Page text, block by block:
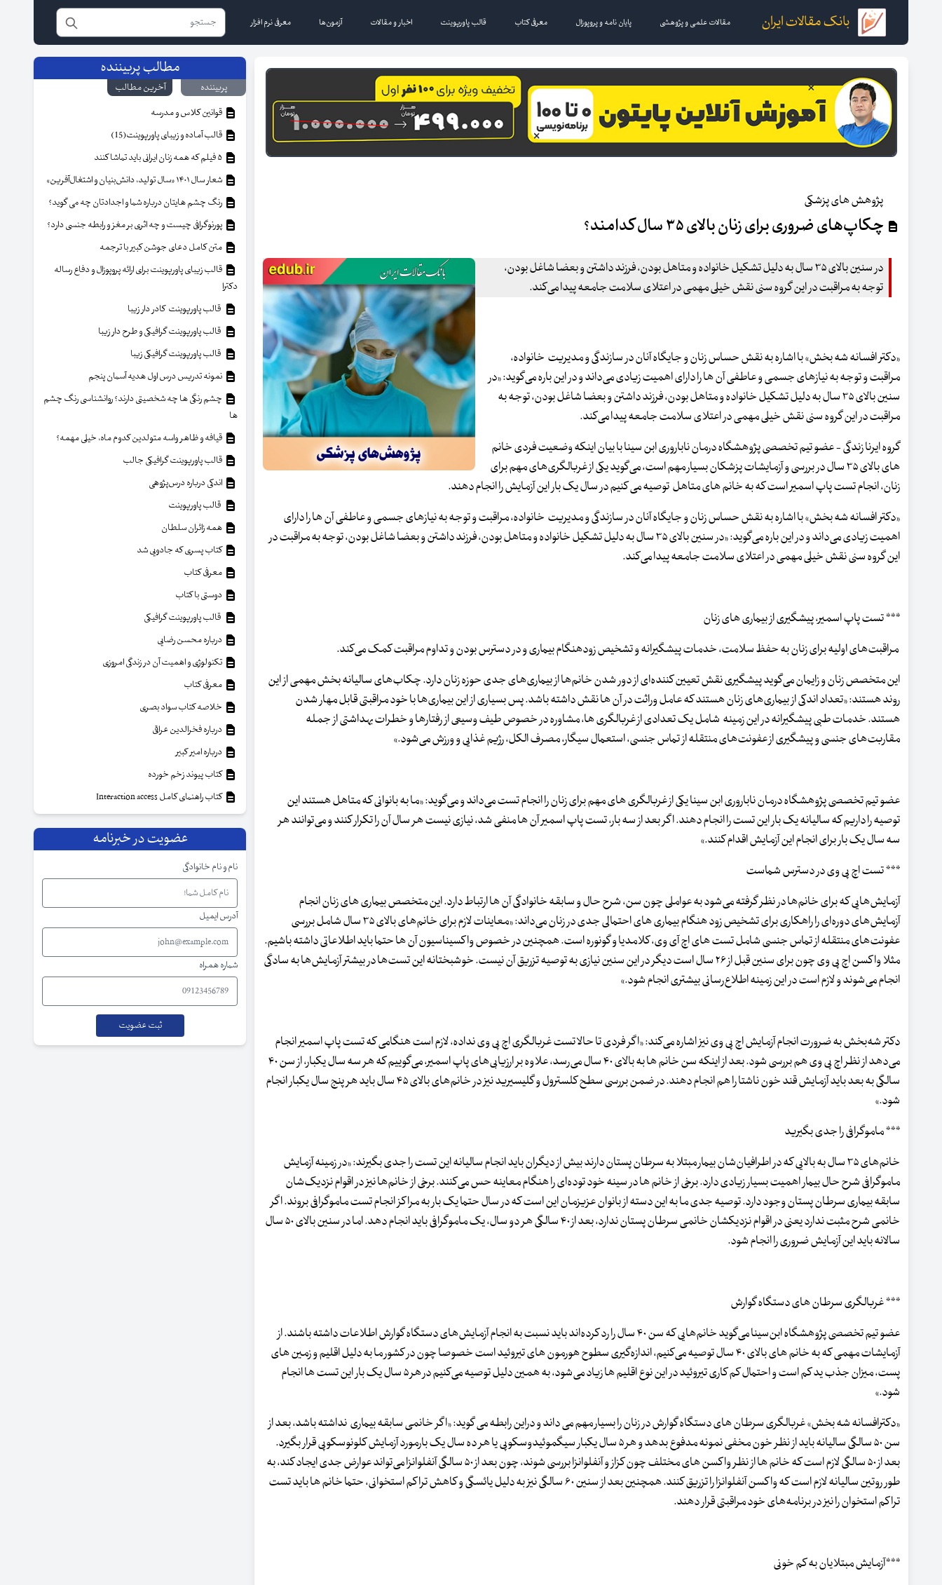
بانک مقالات ایران مقالات علمی و پژوهشی پایان نامه و پروپوزال معرفی کتاب قالب پاورپوینت اخبار و مقالات آزمون‌ها معرفی نرم افزار
پژوهش های پزشکی
چکاپ‌های ضروری برای زنان بالای ۳۵ سال کدامند؟
در سنین بالای ۳۵ سال به دلیل تشکیل خانواده و متاهل بودن، فرزند داشتن و بعضا شاغل بودن،
توجه به مراقبت در این گروه سنی نقش خیلی مهمی در اعتلای سلامت جامعه پیدا می‌کند.
«دکتر افسانه شه بخش» با اشاره به نقش حساس زنان و جایگاه آنان در سازندگی و مدیریت خانواده،
مراقبت و توجه به نیازهای جسمی و عاطفی آن ها را دارای اهمیت زیادی می‌داند و در این باره می‌گوید: «در
سنین بالای ۳۵ سال به دلیل تشکیل خانواده و متاهل بودن، فرزند داشتن و بعضا شاغل بودن، توجه به
مراقبت در این گروه سنی نقش خیلی مهمی در اعتلای سلامت جامعه پیدا می‌کند.
گروه ایرنا زندگی - عضو تیم تخصصی پژوهشگاه درمان ناباروری ابن سینا با بیان اینکه وضعیت فردی خانم
های بالای ۳۵ سال در بررسی و آزمایشات پزشکان بسیار مهم است، می‌گوید یکی از غربالگری‌های مهم برای
زنان، انجام تست پاپ اسمیر است که به خانم های متاهل توصیه می کنیم در سال یک بار این آزمایش را انجام دهند.
«دکتر افسانه شه بخش» با اشاره به نقش حساس زنان و جایگاه آنان در سازندگی و مدیریت خانواده، مراقبت و توجه به نیازهای جسمی و عاطفی آن ها را دارای
اهمیت زیادی می‌داند و در این باره می‌گوید: «در سنین بالای ۳۵ سال به دلیل تشکیل خانواده و متاهل بودن، فرزند داشتن و بعضا شاغل بودن، توجه به مراقبت در
این گروه سنی نقش خیلی مهمی در اعتلای سلامت جامعه پیدا می‌کند.
*** تست پاپ اسمیر، پیشگیری از بیماری های زنان
مراقبت‌های اولیه برای زنان به حفظ سلامت، خدمات پیشگیرانه و تشخیص زودهنگام بیماری و در دسترس بودن و تداوم مراقبت کمک می‌کند.
این متخصص زنان و زایمان می‌گوید پیشگیری نقش تعیین کننده‌ای از دور شدن خانم‌ها از بیماری‌های جدی حوزه زنان دارد. چکاب‌های سالیانه بخش مهمی از این
روند هستند: «تعداد اندکی از بیماری‌های زنان هستند که عامل وراثت در آن ها نقش داشته باشد. پس بسیاری از این بیماری‌ها با خود مراقبتی قابل مهار شدن
هستند. خدمات طبی پیشگیرانه در این زمینه شامل یک تعدادی از غربالگری ها، مشاوره در خصوص طیف وسیعی از رفتارها و خطرات بهداشتی از جمله
مقاربت‌های جنسی و پیشگیری از عفونت‌های منتقله از تماس جنسی، استعمال سیگار، مصرف الکل، رژیم غذایی و ورزش می‌شود.»
عضو تیم تخصصی پژوهشگاه درمان ناباروری ابن سینا یکی از غربالگری های مهم برای زنان را انجام تست می‌داند و می‌گوید: «ما به بانوانی که متاهل هستند این
توصیه را داریم که سالیانه یک بار این تست را انجام دهند. اگر بعد از سه بار، تست پاپ اسمیر آن ها منفی شد، نیازی نیست هر سال آن را تکرار کنند و می‌توانند هر
سه سال یک بار برای انجام این آزمایش اقدام کنند.»
*** تست اچ پی وی در دسترس شماست
آزمایش‌هایی که برای خانم‌ها در نظر گرفته می‌شود به عواملی چون سن، شرح حال و سابقه خانوادگی آن ها ارتباط دارد. این متخصص بیماری های زنان انجام
آزمایش‌های دوره‌ای را راهکاری برای تشخیص زود هنگام بیماری های احتمالی جدی در زنان می‌داند: «معاینات لازم برای خانم‌های بالای ۳۵ سال شامل بررسی
عفونت‌های منتقله از تماس جنسی شامل تست های اچ آی وی، کلامدیا و گونوره است. همچنین در خصوص واکسیناسیون آن ها حتما باید اطلاعاتی داشته باشیم.
مثلا واکسن اچ پی وی چون برای سنین قبل از ۲۶ سال است دیگر در این سنین نیازی به توصیه تزریق آن نیست. خوشبختانه این تست‌ها در بیشتر آزمایش‌ها به سادگی
انجام می‌شوند و لازم است در این زمینه اطلاع‌رسانی بیشتری انجام شود.»
دکتر شه‌بخش به ضرورت انجام آزمایش اچ پی وی نیز اشاره می‌کند: «اگر فردی تا حالا تست غربالگری اچ پی وی نداده، لازم است هنگامی که تست پاپ اسمیر انجام
می‌دهد از نظر اچ پی وی هم بررسی شود. بعد از اینکه سن خانم ها به بالای ۴۰ سال می‌رسد، علاوه بر ارزیابی‌های پاپ اسمیر، می‌گوییم که هر سه سال یکبار، از سن ۴۰
سالگی به بعد باید آزمایش قند خون ناشتا را هم انجام دهند. در ضمن بررسی سطح کلسترول و گلیسیرید نیز در خانم‌های بالای ۴۵ سال باید هر پنج سال یکبار انجام
شود.»
*** ماموگرافی را جدی بگیرید
خانم‌های ۳۵ سال به بالایی که در اطرافیان‌شان بیمار مبتلا به سرطان پستان دارند بیش از دیگران باید انجام سالیانه این تست را جدی بگیرند: «در زمینه آزمایش
ماموگرافی شرح حال بیمار اهمیت بسیار زیادی دارد. برخی از خانم ها در سینه خود توده‌ای را هنگام معاینه حس می‌کنند. برخی از خانم‌ها نیز در اقوام نزدیک‌شان
سابقه بیماری سرطان پستان وجود دارد. توصیه جدی ما به این دسته از بانوان عزیزمان این است که در سال حتما یک بار به مراکز انجام تست ماموگرافی بروند. اگر
خانمی شرح مثبت ندارد یعنی در اقوام نزدیکشان خانمی سرطان پستان ندارد، بعد از ۴۰ سالگی هر دو سال، یک ماموگرافی باید انجام دهد. اما در سنین بالای ۵۰ سال
سالانه باید این آزمایش ضروری را انجام شود.
*** غربالگری سرطان های دستگاه گوارش
عضو تیم تخصصی پژوهشگاه ابن‌سینا می‌گوید خانم‌هایی که سن ۴۰ سال را رد کرده‌اند باید نسبت به انجام آزمایش‌های دستگاه گوارش اطلاعات داشته باشند. از
آزمایشات مهمی که به خانم های بالای ۴۰ سال توصیه می‌کنیم، اندازه‌گیری سطوح هورمون های تیروئید است خصوصا چون در کشور ما به دلیل اقلیم و زمین های
پست، میزان جذب ید کم است و احتمال کم کاری تیروئید در این نوع اقلیم ها زیاد می‌شود، به همین دلیل توصیه می‌کنیم در هر ۵ سال یک بار این تست ها انجام
شود.»
«دکترافسانه شه بخش» غربالگری سرطان های دستگاه گوارش در زنان را بسیار مهم می داند و دراین رابطه می گوید: «اگر خانمی سابقه بیماری نداشته باشد، بعد از
سن ۵۰ سالگی سالیانه باید از نظر خون مخفی نمونه مدفوع بدهد و هر ۵ سال یکبار سیگموئیدوسکوپی یا هر ده سال یک بارمورد آزمایش کلونوسکوپی قرار بگیرد.
بعد از ۵۰ سالگی لازم است که خانم ها از نظر واکسن های مختلف چون کزاز و آنفلوانزا بررسی شوند، چون بعد از ۵۰ سالگی آنفلوانزا می‌تواند عوارض جدی ایجاد کند، به
طور روتین سالیانه لازم است که واکسن آنفلوانزا را تزریق کنند. همچنین بعد از سنین ۶۰ سالگی نیز به دلیل یائسگی و کاهش تراکم استخوانی، حتما خانم ها باید تست
تراکم استخوان را نیز در برنامه‌های خود مراقبتی قرار دهند.
***آزمایش مبتلایان به کم خونی
مطالب پربیننده
پربیننده
آخرین مطالب
قوانین کلاس و مدرسه
قالب آماده و زیبای پاورپوینت(15)
شعار سال ۱۴۰۱ «سال تولید، دانش‌بنیان و اشتغال‌آفرین»
رنگ چشم هایتان درباره شما و اجدادتان چه می گوید؟
پورنوگرافی چیست و چه اثری بر مغز و رابطه جنسی دارد؟
متن کامل دعای جوشن کبیر با ترجمه
قالب زیبای پاورپوینت برای ارائه پروپوزال و دفاع رساله
دکترا
قالب پاورپوینت کادر دار زیبا
قالب پاورپوینت گرافیکی و طرح دار زیبا
قالب پاورپوینت گرافیکی زیبا
نمونه تدریس درس اول هدیه آسمان پنجم
چشم رنگی ها چه شخصیتی دارند؟ روانشناسی رنگ چشم
ها
قیافه و ظاهر واسه متولدین کدوم ماه، خیلی مهمه؟
قالب پاورپوینت گرافیکی جالب
اندکی درباره درس‌پژوهی
قالب پاورپوینت
همه زائران سلطان
کتاب پسری که جادویی شد
معرفی کتاب
دوستی با کتاب
قالب پاورپوینت گرافیکی
درباره محسن رضایی
تکنولوژی و اهمیت آن در زندگی امروزی
معرفی کتاب
خلاصه کتاب سواد بصری
درباره فخرالدین عراقی
درباره امیر کبیر
کتاب پیوند زخم خورده
کتاب راهنمای کامل Interaction access
عضویت در خبرنامه
نام و نام خانوادگی
آدرس ایمیل
شماره همراه